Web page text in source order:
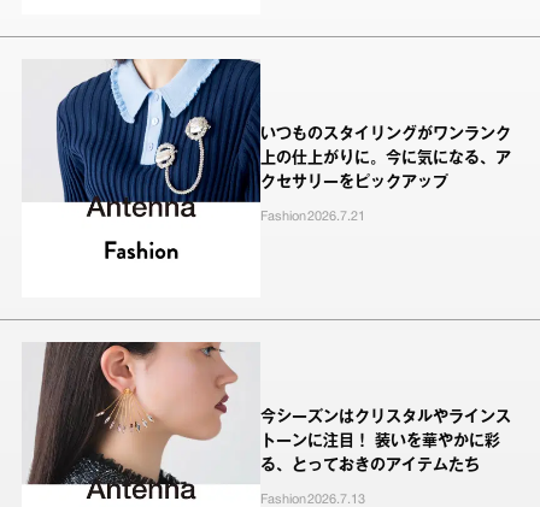
いつものスタイリングがワンランク
上の仕上がりに。今に気になる、ア
クセサリーをピックアップ
Fashion2026.7.21
今シーズンはクリスタルやラインス
トーンに注目！ 装いを華やかに彩
る、とっておきのアイテムたち
Fashion2026.7.13